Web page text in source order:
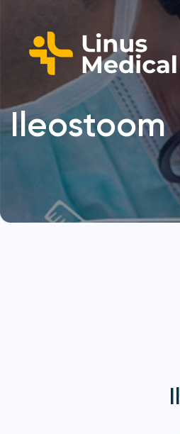
Ileostoom